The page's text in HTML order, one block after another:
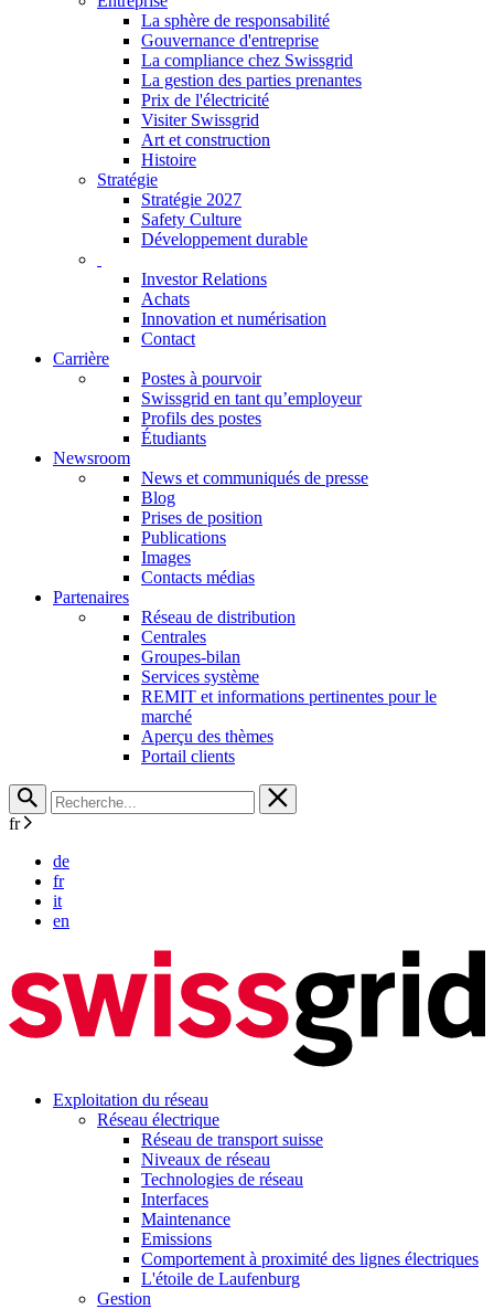
La sphère de responsabilité
Gouvernance d'entreprise
La compliance chez Swissgrid
La gestion des parties prenantes
Prix de l'électricité
Visiter Swissgrid
Art et construction
Histoire
Stratégie
Stratégie 2027
Safety Culture
Développement durable
Investor Relations
Achats
Innovation et numérisation
Contact
Carrière
Postes à pourvoir
Swissgrid en tant qu’employeur
Profils des postes
Étudiants
Newsroom
News et communiqués de presse
Blog
Prises de position
Publications
Images
Contacts médias
Partenaires
Réseau de distribution
Centrales
Groupes-bilan
Services système
REMIT et informations pertinentes pour le
marché
Aperçu des thèmes
Portail clients
fr
de
fr
it
en
Exploitation du réseau
Réseau électrique
Réseau de transport suisse
Niveaux de réseau
Technologies de réseau
Interfaces
Maintenance
Emissions
Comportement à proximité des lignes électriques
L'étoile de Laufenburg
Gestion